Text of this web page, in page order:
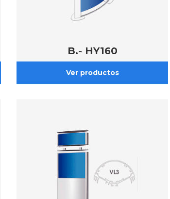
B.- HY160